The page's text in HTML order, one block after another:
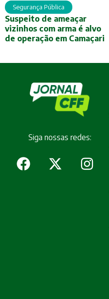
Segurança Pública
Suspeito de ameaçar
vizinhos com arma é alvo
de operação em Camaçari
Siga nossas redes: